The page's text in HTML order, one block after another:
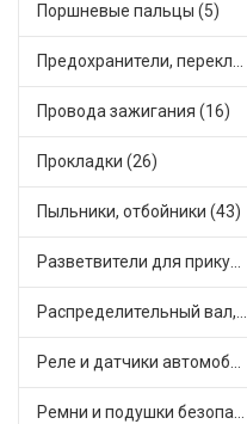
Поршневые пальцы (5)
Предохранители, переключатели, кнопки автомобильные (54)
Провода зажигания (16)
Прокладки (26)
Пыльники, отбойники (43)
Разветвители для прикуривателя (4)
Распределительный вал, шестерни распределительного (5)
Реле и датчики автомобильные (111)
Ремни и подушки безопасности (6)